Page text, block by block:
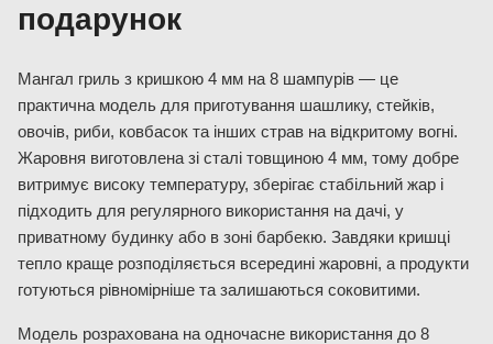
подарунок
Мангал гриль з кришкою 4 мм на 8 шампурів — це
практична модель для приготування шашлику, стейків,
овочів, риби, ковбасок та інших страв на відкритому вогні.
Жаровня виготовлена зі сталі товщиною 4 мм, тому добре
витримує високу температуру, зберігає стабільний жар і
підходить для регулярного використання на дачі, у
приватному будинку або в зоні барбекю. Завдяки кришці
тепло краще розподіляється всередині жаровні, а продукти
готуються рівномірніше та залишаються соковитими.
Модель розрахована на одночасне використання до 8